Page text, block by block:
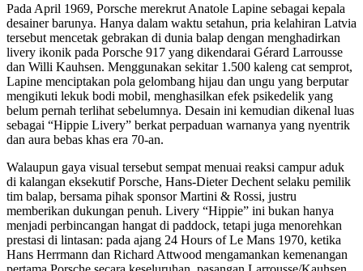
Pada April 1969, Porsche merekrut Anatole Lapine sebagai kepala
desainer barunya. Hanya dalam waktu setahun, pria kelahiran Latvia
tersebut mencetak gebrakan di dunia balap dengan menghadirkan
livery ikonik pada Porsche 917 yang dikendarai Gérard Larrousse
dan Willi Kauhsen. Menggunakan sekitar 1.500 kaleng cat semprot,
Lapine menciptakan pola gelombang hijau dan ungu yang berputar
mengikuti lekuk bodi mobil, menghasilkan efek psikedelik yang
belum pernah terlihat sebelumnya. Desain ini kemudian dikenal luas
sebagai “Hippie Livery” berkat perpaduan warnanya yang nyentrik
dan aura bebas khas era 70-an.
Walaupun gaya visual tersebut sempat menuai reaksi campur aduk
di kalangan eksekutif Porsche, Hans-Dieter Dechent selaku pemilik
tim balap, bersama pihak sponsor Martini & Rossi, justru
memberikan dukungan penuh. Livery “Hippie” ini bukan hanya
menjadi perbincangan hangat di paddock, tetapi juga menorehkan
prestasi di lintasan: pada ajang 24 Hours of Le Mans 1970, ketika
Hans Herrmann dan Richard Attwood mengamankan kemenangan